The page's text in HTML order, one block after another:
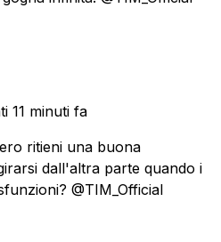
11 minuti fa
ritieni una buona
dall'altra parte quando i
@TIM_Official